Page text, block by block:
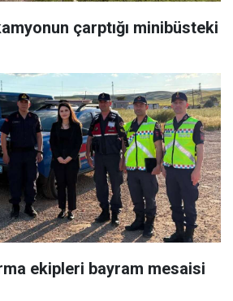
çarptığı minibüsteki
ekipleri bayram mesaisi